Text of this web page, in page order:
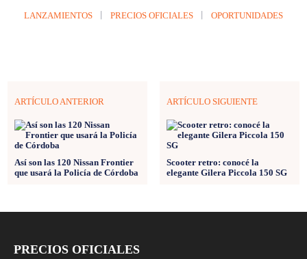
LANZAMIENTOS PRECIOS OFICIALES OPORTUNIDADES
ARTÍCULO ANTERIOR
Así son las 120 Nissan Frontier
que usará la Policía de Córdoba
ARTÍCULO SIGUIENTE
Scooter retro: conocé la
elegante Gilera Piccola 150 SG
PRECIOS OFICIALES